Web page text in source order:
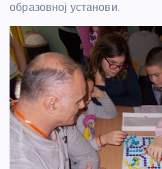
образовној установи.